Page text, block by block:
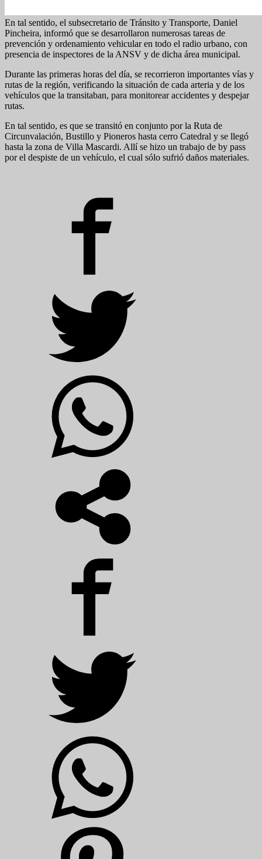
En tal sentido, el subsecretario de Tránsito y Transporte, Daniel
Pincheira, informó que se desarrollaron numerosas tareas de
prevención y ordenamiento vehicular en todo el radio urbano, con
presencia de inspectores de la ANSV y de dicha área municipal.
Durante las primeras horas del día, se recorrieron importantes vías y
rutas de la región, verificando la situación de cada arteria y de los
vehículos que la transitaban, para monitorear accidentes y despejar
rutas.
En tal sentido, es que se transitó en conjunto por la Ruta de
Circunvalación, Bustillo y Pioneros hasta cerro Catedral y se llegó
hasta la zona de Villa Mascardi. Allí se hizo un trabajo de by pass
por el despiste de un vehículo, el cual sólo sufrió daños materiales.